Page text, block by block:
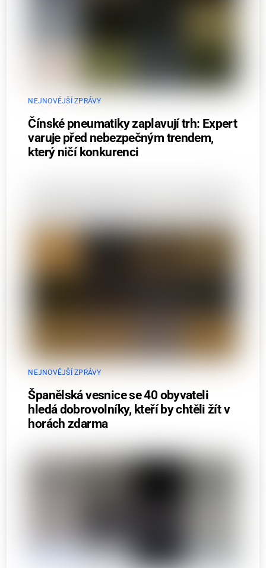
NEJNOVĚJŠÍ ZPRÁVY
Čínské pneumatiky zaplavují trh: Expert
varuje před nebezpečným trendem,
který ničí konkurenci
NEJNOVĚJŠÍ ZPRÁVY
Španělská vesnice se 40 obyvateli
hledá dobrovolníky, kteří by chtěli žít v
horách zdarma